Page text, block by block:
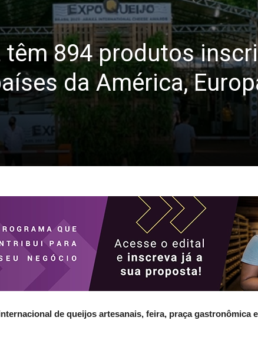
têm 894 produtos
da América,
de queijos artesanais, feira, praça gastronômica